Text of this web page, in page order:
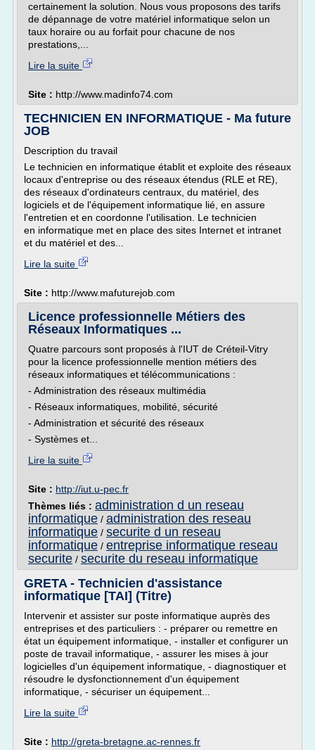
certainement la solution. Nous vous proposons des tarifs
de dépannage de votre matériel informatique selon un
taux horaire ou au forfait pour chacune de nos
prestations,...
Lire la suite
Site : http://www.madinfo74.com
TECHNICIEN EN INFORMATIQUE - Ma future
JOB
Description du travail
Le technicien en informatique établit et exploite des réseaux
locaux d'entreprise ou des réseaux étendus (RLE et RE),
des réseaux d'ordinateurs centraux, du matériel, des
logiciels et de l'équipement informatique lié, en assure
l'entretien et en coordonne l'utilisation. Le technicien
en informatique met en place des sites Internet et intranet
et du matériel et des...
Lire la suite
Site : http://www.mafuturejob.com
Licence professionnelle Métiers des
Réseaux Informatiques ...
Quatre parcours sont proposés à l'IUT de Créteil-Vitry
pour la licence professionnelle mention métiers des
réseaux informatiques et télécommunications :
- Administration des réseaux multimédia
- Réseaux informatiques, mobilité, sécurité
- Administration et sécurité des réseaux
- Systèmes et...
Lire la suite
Site : http://iut.u-pec.fr
Thèmes liés : administration d un reseau
informatique / administration des reseau
informatique / securite d un reseau
informatique / entreprise informatique reseau
securite / securite du reseau informatique
GRETA - Technicien d'assistance
informatique [TAI] (Titre)
Intervenir et assister sur poste informatique auprès des
entreprises et des particuliers : - préparer ou remettre en
état un équipement informatique, - installer et configurer un
poste de travail informatique, - assurer les mises à jour
logicielles d'un équipement informatique, - diagnostiquer et
résoudre le dysfonctionnement d'un équipement
informatique, - sécuriser un équipement...
Lire la suite
Site : http://greta-bretagne.ac-rennes.fr